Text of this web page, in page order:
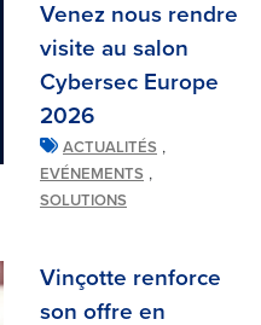
Venez nous rendre
visite au salon
Cybersec Europe
2026
ACTUALITÉS ,
EVÉNEMENTS ,
SOLUTIONS
Vinçotte renforce
son offre en